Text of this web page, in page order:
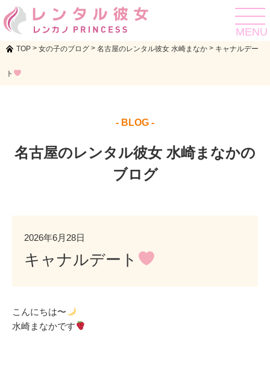
toggle
MENU
TOP > 女の子のブログ > 名古屋のレンタル彼女 水崎まなか > キャナルデー
ト
- BLOG -
名古屋のレンタル彼女 水崎まなかの
ブログ
2026年6月28日
キャナルデート
こんにちは〜
水崎まなかです